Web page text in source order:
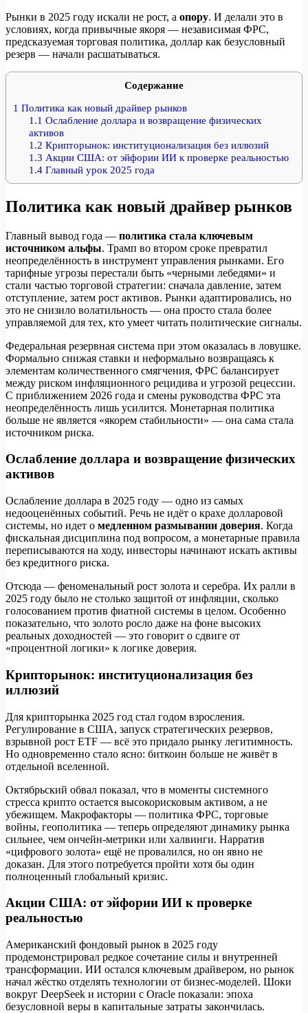
Рынки в 2025 году искали не рост, а опору. И делали это в
условиях, когда привычные якоря — независимая ФРС,
предсказуемая торговая политика, доллар как безусловный
резерв — начали расшатываться.
Содержание
1 Политика как новый драйвер рынков
1.1 Ослабление доллара и возвращение физических
активов
1.2 Крипторынок: институционализация без иллюзий
1.3 Акции США: от эйфории ИИ к проверке реальностью
1.4Главный урок 2025 года
Политика как новый драйвер рынков
Главный вывод года — политика стала ключевым
источником альфы. Трамп во втором сроке превратил
неопределённость в инструмент управления рынками. Его
тарифные угрозы перестали быть «черными лебедями» и
стали частью торговой стратегии: сначала давление, затем
отступление, затем рост активов. Рынки адаптировались, но
это не снизило волатильность — она просто стала более
управляемой для тех, кто умеет читать политические сигналы.
Федеральная резервная система при этом оказалась в ловушке.
Формально снижая ставки и неформально возвращаясь к
элементам количественного смягчения, ФРС балансирует
между риском инфляционного рецидива и угрозой рецессии.
С приближением 2026 года и смены руководства ФРС эта
неопределённость лишь усилится. Монетарная политика
больше не является «якорем стабильности» — она сама стала
источником риска.
Ослабление доллара и возвращение физических
активов
Ослабление доллара в 2025 году — одно из самых
недооценённых событий. Речь не идёт о крахе долларовой
системы, но идет о медленном размывании доверия. Когда
фискальная дисциплина под вопросом, а монетарные правила
переписываются на ходу, инвесторы начинают искать активы
без кредитного риска.
Отсюда — феноменальный рост золота и серебра. Их ралли в
2025 году было не столько защитой от инфляции, сколько
голосованием против фиатной системы в целом. Особенно
показательно, что золото росло даже на фоне высоких
реальных доходностей — это говорит о сдвиге от
«процентной логики» к логике доверия.
Крипторынок: институционализация без
иллюзий
Для крипторынка 2025 год стал годом взросления.
Регулирование в США, запуск стратегических резервов,
взрывной рост ETF — всё это придало рынку легитимность.
Но одновременно стало ясно: биткоин больше не живёт в
отдельной вселенной.
Октябрьский обвал показал, что в моменты системного
стресса крипто остается высокорисковым активом, а не
убежищем. Макрофакторы — политика ФРС, торговые
войны, геополитика — теперь определяют динамику рынка
сильнее, чем ончейн-метрики или халвинги. Нарратив
«цифрового золота» ещё не провалился, но он явно не
доказан. Для этого потребуется пройти хотя бы один
полноценный глобальный кризис.
Акции США: от эйфории ИИ к проверке
реальностью
Американский фондовый рынок в 2025 году
продемонстрировал редкое сочетание силы и внутренней
трансформации. ИИ остался ключевым драйвером, но рынок
начал жёстко отделять технологии от бизнес-моделей. Шоки
вокруг DeepSeek и истории с Oracle показали: эпоха
безусловной веры в капитальные затраты закончилась.